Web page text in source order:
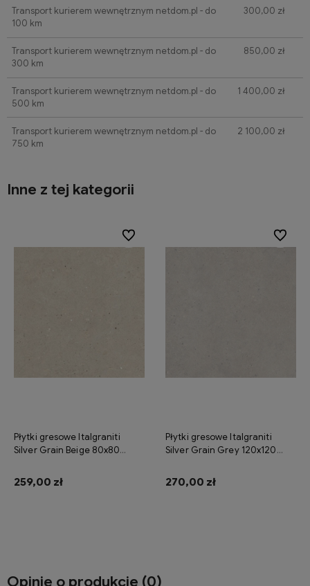
Transport kurierem wewnętrznym netdom.pl - do
100 km
300,00 zł
Transport kurierem wewnętrznym netdom.pl - do
300 km
850,00 zł
Transport kurierem wewnętrznym netdom.pl - do
500 km
1 400,00 zł
Transport kurierem wewnętrznym netdom.pl - do
750 km
2 100,00 zł
Inne z tej kategorii
Płytki gresowe Italgraniti
Silver Grain Beige 80x80
259,00 zł
Do ulubionych
Do ulubionych
Płytki gresowe Italgraniti
Silver Grain Grey 120x120
270,00 zł
Do
Do
Opinie o produkcie (0)